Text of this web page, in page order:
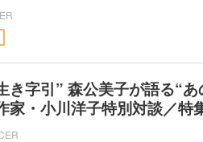
き字引” 森公美子が語る“あ
家・小川洋子特別対談／